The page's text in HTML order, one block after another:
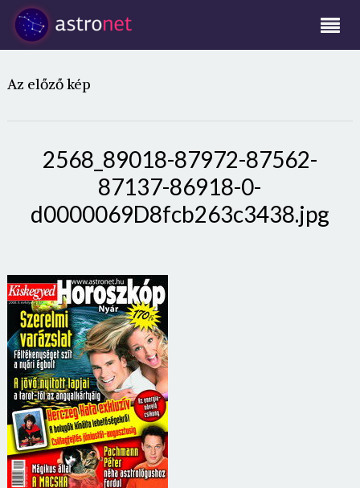
Az előző kép
2568_89018-87972-87562-
87137-86918-0-
d0000069D8fcb263c3438.jpg